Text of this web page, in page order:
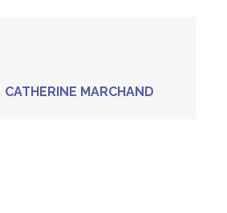
CATHERINE MARCHAND